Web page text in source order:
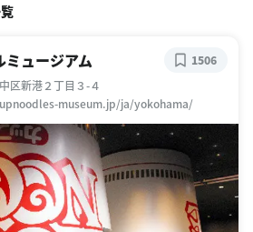
ミュージアム
区新港２丁目３-４
museum.jp/ja/yokohama/
1506